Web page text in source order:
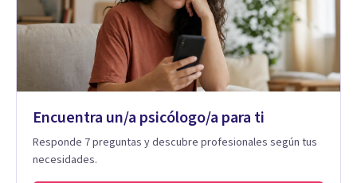
Encuentra un/a psicólogo/a para ti
Responde 7 preguntas y descubre profesionales según tus
necesidades.